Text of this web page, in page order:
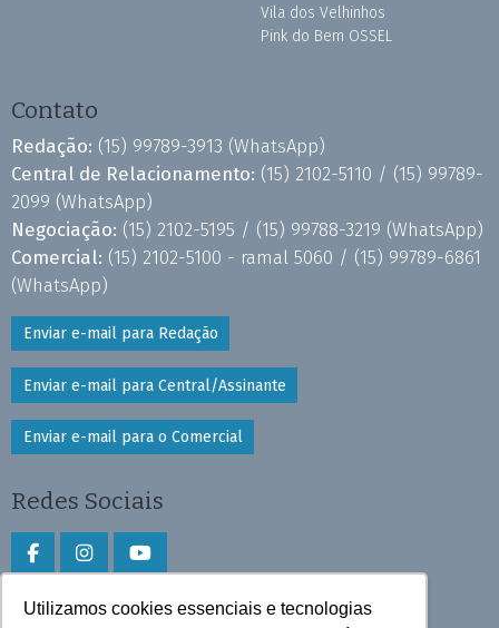
Utilizamos cookies essenciais e tecnologias
Vila dos Velhinhos
Pink do Bem OSSEL
Contato
Redação: (15) 99789-3913 (WhatsApp)
Central de Relacionamento: (15) 2102-5110 / (15) 99789-
2099 (WhatsApp)
Negociação: (15) 2102-5195 / (15) 99788-3219 (WhatsApp)
Comercial: (15) 2102-5100 - ramal 5060 / (15) 99789-6861
(WhatsApp)
Enviar e-mail para Redação
Enviar e-mail para Central/Assinante
Enviar e-mail para o Comercial
Redes Sociais
Faça download do aplicativo